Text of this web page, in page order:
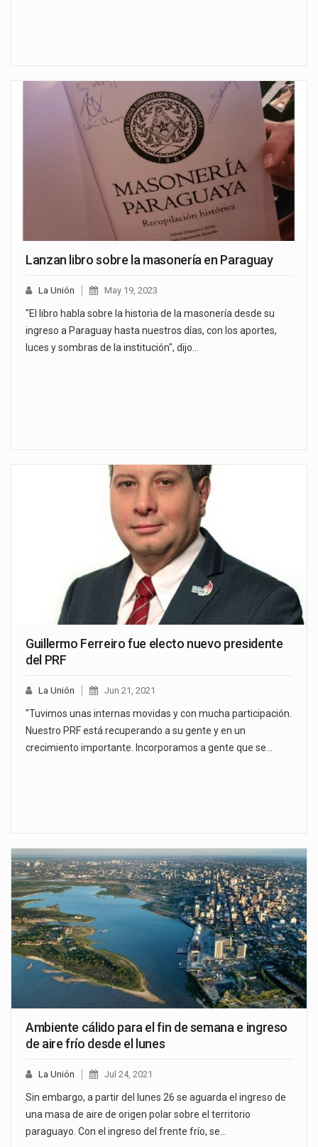
Lanzan libro sobre la masonería en Paraguay
La Unión May 19, 2023
"El libro habla sobre la historia de la masonería desde su
ingreso a Paraguay hasta nuestros días, con los aportes,
luces y sombras de la institución", dijo…
Guillermo Ferreiro fue electo nuevo presidente
del PRF
La Unión Jun 21, 2021
"Tuvimos unas internas movidas y con mucha participación.
Nuestro PRF está recuperando a su gente y en un
crecimiento importante. Incorporamos a gente que se…
Ambiente cálido para el fin de semana e ingreso
de aire frío desde el lunes
La Unión Jul 24, 2021
Sin embargo, a partir del lunes 26 se aguarda el ingreso de
una masa de aire de origen polar sobre el territorio
paraguayo. Con el ingreso del frente frío, se…